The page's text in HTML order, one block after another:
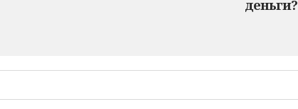
деньги?